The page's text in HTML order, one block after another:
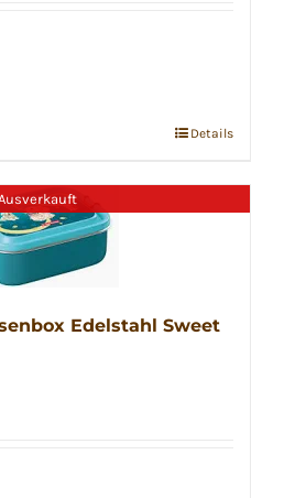
Details
Edelstahl Sweet